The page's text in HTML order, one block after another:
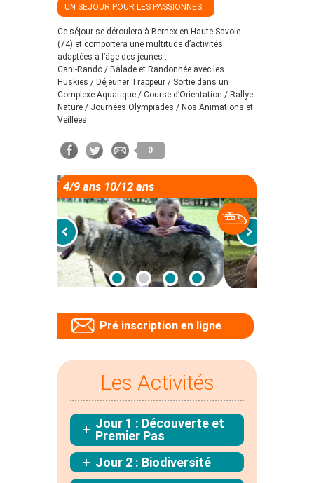
UN SEJOUR POUR LES PASSIONNES...
Ce séjour se déroulera à Bernex en Haute-Savoie
(74) et comportera une multitude d’activités
adaptées à l’âge des jeunes :
Cani-Rando / Balade et Randonnée avec les
Huskies / Déjeuner Trappeur / Sortie dans un
Complexe Aquatique / Course d’Orientation / Rallye
Nature / Journées Olympiades / Nos Animations et
Veillées.
0
4/9 ans 10/12 ans
Pré inscription en ligne
Les Activités
Jour 1 : Découverte et
Premier Pas
Jour 2 : Biodiversité